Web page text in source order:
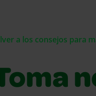
a los consejos para